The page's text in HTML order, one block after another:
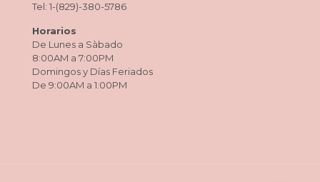
Tel: 1-(829)-380-5786
Horarios
De Lunes a Sàbado
8:00AM a 7:00PM
Domingos y Días Feriados
De 9:00AM a 1:00PM